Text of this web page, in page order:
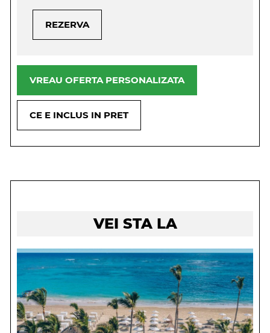
REZERVA
VREAU OFERTA PERSONALIZATA
CE E INCLUS IN PRET
VEI STA LA